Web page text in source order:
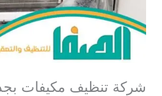
شركة تنظيف مكيفات